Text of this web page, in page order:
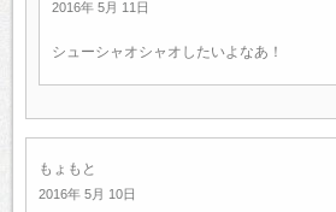
2016年 5月 11日
シューシャオシャオしたいよなあ！
もょもと
2016年 5月 10日